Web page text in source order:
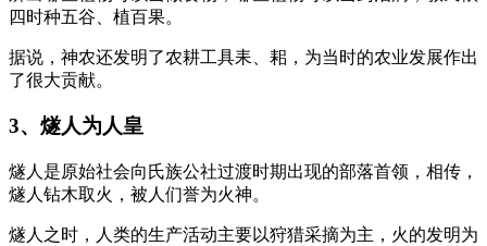
四时种五谷、植百果。
据说，神农还发明了农耕工具耒、耜，为当时的农业发展作出
了很大贡献。
3、燧人为人皇
燧人是原始社会向氏族公社过渡时期出现的部落首领，相传，
燧人钻木取火，被人们誉为火神。
燧人之时，人类的生产活动主要以狩猎采摘为主，火的发明为